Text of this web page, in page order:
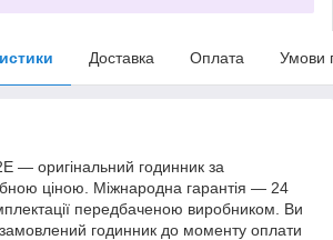
Доставка Оплата Умови
— оригінальний годинник за
ціною. Міжнародна гарантія — 24
передбаченою виробником. Ви
годинник до моменту оплати